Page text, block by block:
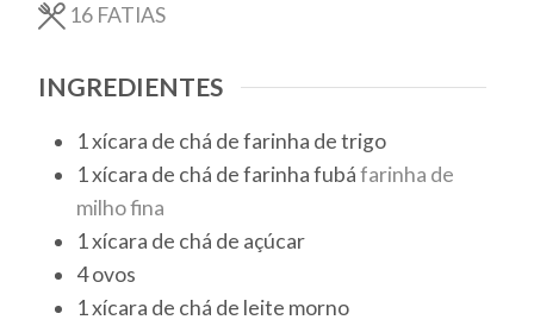
16 FATIAS
INGREDIENTES
1xícara de chá de farinha de trigo
1xícara de chá de farinha fubá farinha de
milho fina
1xícara de chá de açúcar
4ovos
1xícara de chá de leite morno